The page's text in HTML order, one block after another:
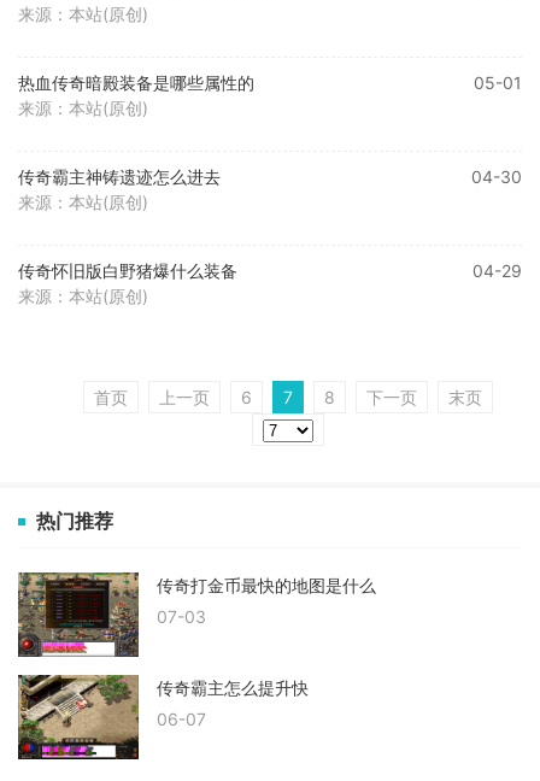
来源：本站(原创)
热血传奇暗殿装备是哪些属性的
05-01
来源：本站(原创)
传奇霸主神铸遗迹怎么进去
04-30
来源：本站(原创)
传奇怀旧版白野猪爆什么装备
04-29
来源：本站(原创)
首页 上一页 6 7 8 下一页 末页
热门推荐
传奇打金币最快的地图是什么
07-03
传奇霸主怎么提升快
06-07